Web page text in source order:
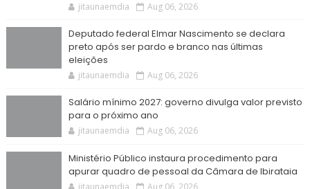
jitaunaemdia Aug 06, 2026
Deputado federal Elmar Nascimento se declara
preto após ser pardo e branco nas últimas
eleições
jitaunaemdia Aug 06, 2026
Salário mínimo 2027: governo divulga valor previsto
para o próximo ano
jitaunaemdia Aug 06, 2026
Ministério Público instaura procedimento para
apurar quadro de pessoal da Câmara de Ibirataia